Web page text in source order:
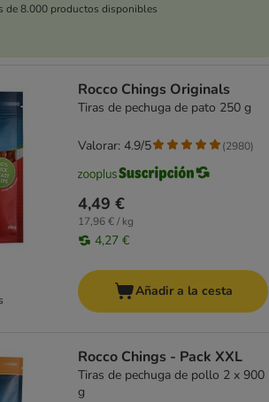
de 8.000 productos disponibles
Rocco Chings Originals
Tiras de pechuga de pato 250 g
4,49 €
17,96 € / kg
4,27 €
Valorar: 4.9/5 (2980)
Añadir a la cesta
Rocco Chings - Pack XXL
Tiras de pechuga de pollo 2 x 900
g